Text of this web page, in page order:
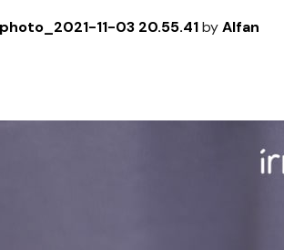
photo_2021-11-03 20.55.41byAlfan